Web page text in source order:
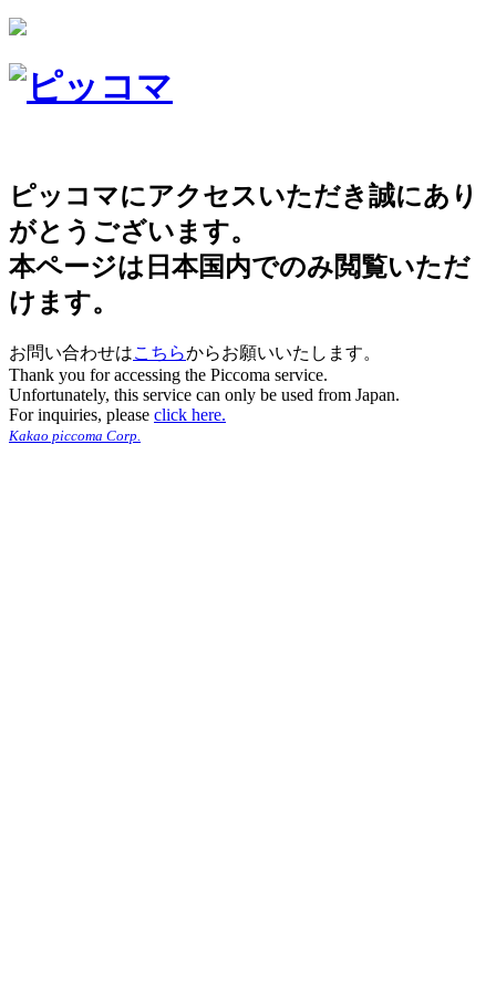
ピッコマにアクセスいただき誠にあり
がとうございます。
本ページは日本国内でのみ閲覧いただ
けます。
お問い合わせはこちらからお願いいたします。
Thank you for accessing the Piccoma service.
Unfortunately, this service can only be used from Japan.
For inquiries, please click here.
Kakao piccoma Corp.